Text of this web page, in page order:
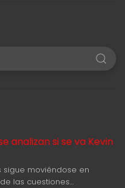
analizan si se va Kevin
moviéndose en
las cuestiones…